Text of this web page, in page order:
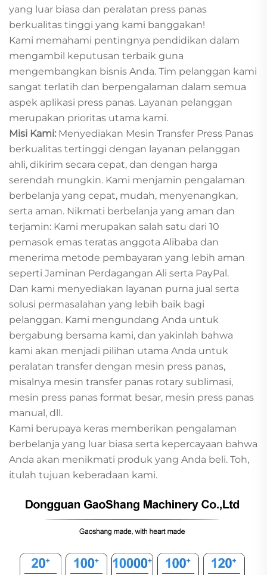
yang luar biasa dan peralatan press panas
berkualitas tinggi yang kami banggakan!
Kami memahami pentingnya pendidikan dalam
mengambil keputusan terbaik guna
mengembangkan bisnis Anda. Tim pelanggan kami
sangat terlatih dan berpengalaman dalam semua
aspek aplikasi press panas. Layanan pelanggan
merupakan prioritas utama kami.
Misi Kami: Menyediakan Mesin Transfer Press Panas
berkualitas tertinggi dengan layanan pelanggan
ahli, dikirim secara cepat, dan dengan harga
serendah mungkin. Kami menjamin pengalaman
berbelanja yang cepat, mudah, menyenangkan,
serta aman. Nikmati berbelanja yang aman dan
terjamin: Kami merupakan salah satu dari 10
pemasok emas teratas anggota Alibaba dan
menerima metode pembayaran yang lebih aman
seperti Jaminan Perdagangan Ali serta PayPal.
Dan kami menyediakan layanan purna jual serta
solusi permasalahan yang lebih baik bagi
pelanggan. Kami mengundang Anda untuk
bergabung bersama kami, dan yakinlah bahwa
kami akan menjadi pilihan utama Anda untuk
peralatan transfer dengan mesin press panas,
misalnya mesin transfer panas rotary sublimasi,
mesin press panas format besar, mesin press panas
manual, dll.
Kami berupaya keras memberikan pengalaman
berbelanja yang luar biasa serta kepercayaan bahwa
Anda akan menikmati produk yang Anda beli. Toh,
itulah tujuan keberadaan kami.